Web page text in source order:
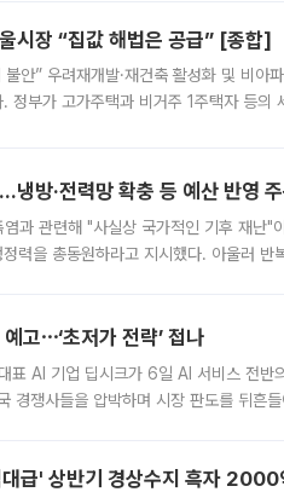
시장 “집값 해법은 공급” [종합]
안” 우려재개발·재건축 활성화 및 비아
정부가 고가주택과 비거주 1주택자 등의
방·전력망 확충 등 예산 반영
과 관련해 "사실상 국가적인 기후 재난"
력을 총동원하라고 지시했다. 아울러 반
고⋯‘초저가 전략’ 접나
표 AI 기업 딥시크가 6일 AI 서비스 전반
경쟁사들을 압박하며 시장 판도를 뒤흔
급' 상반기 경상수지 흑자